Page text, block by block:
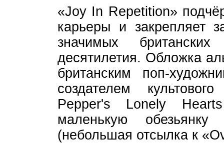
«Joy In Repetition»
карьеры и закрепляет
значимых
десятилетия. Обложка
британским поп-
создателем
Pepper's Lonely
маленькую
(небольшая отсылка к